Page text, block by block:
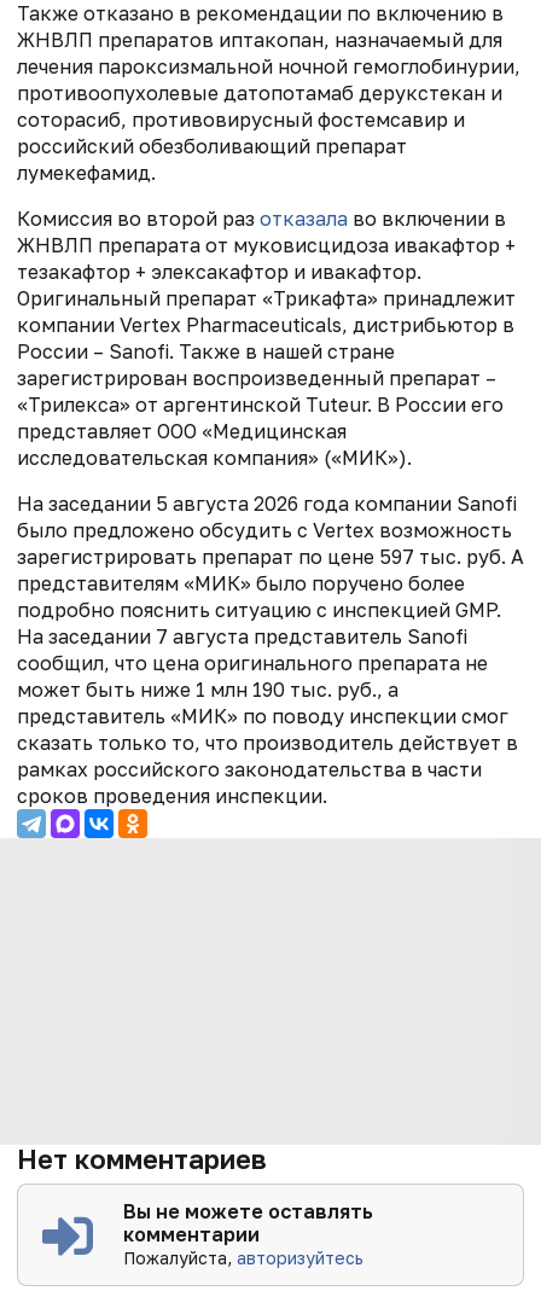
Также отказано в рекомендации по включению в
ЖНВЛП препаратов иптакопан, назначаемый для
лечения пароксизмальной ночной гемоглобинурии,
противоопухолевые датопотамаб дерукстекан и
соторасиб, противовирусный фостемсавир и
российский обезболивающий препарат
лумекефамид.
Комиссия во второй раз отказала во включении в
ЖНВЛП препарата от муковисцидоза ивакафтор +
тезакафтор + элексакафтор и ивакафтор.
Оригинальный препарат «Трикафта» принадлежит
компании Vertex Pharmaceuticals, дистрибьютор в
России – Sanofi. Также в нашей стране
зарегистрирован воспроизведенный препарат –
«Трилекса» от аргентинской Tuteur. В России его
представляет ООО «Медицинская
исследовательская компания» («МИК»).
На заседании 5 августа 2026 года компании Sanofi
было предложено обсудить с Vertex возможность
зарегистрировать препарат по цене 597 тыс. руб. А
представителям «МИК» было поручено более
подробно пояснить ситуацию с инспекцией GMP.
На заседании 7 августа представитель Sanofi
сообщил, что цена оригинального препарата не
может быть ниже 1 млн 190 тыс. руб., а
представитель «МИК» по поводу инспекции смог
сказать только то, что производитель действует в
рамках российского законодательства в части
сроков проведения инспекции.
Нет комментариев
Вы не можете оставлять
комментарии
Пожалуйста,авторизуйтесь